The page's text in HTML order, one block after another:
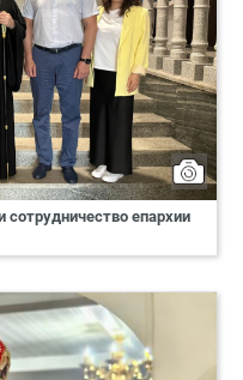
сотрудничество епархии